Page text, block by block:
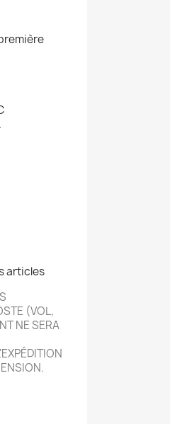
articles
(VOL,
NE SERA